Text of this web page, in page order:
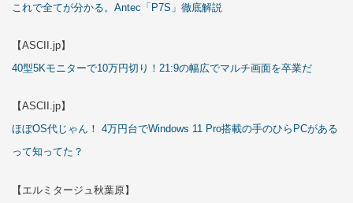
これで全てが分かる。Antec「P7S」徹底解説
【ASCII.jp】
40型5Kモニターで10万円切り！21:9の幅広でマルチ画面を卒業だ
【ASCII.jp】
ほぼOS代じゃん！ 4万円台でWindows 11 Pro搭載の手のひらPCがある
って知ってた？
【エルミタージュ秋葉原】